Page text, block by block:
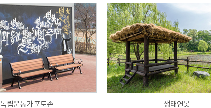
독립운동가 포토존 생태연못